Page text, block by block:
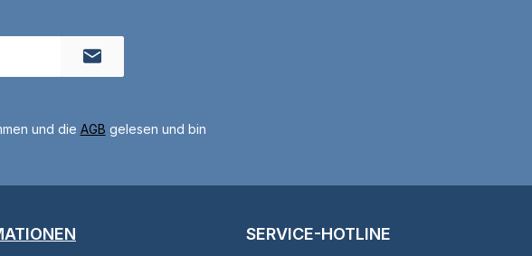
und die AGB gelesen und bin
SERVICE-HOTLINE